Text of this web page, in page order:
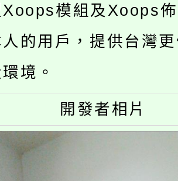
課)教師甄選結果(
國文化大學推廣
》溝通分析基
迎學生輔導中心
、諮商輔導、社會
師生報名參加。
栗縣政府辦理
校園短影音徵選
」簡章及活動海報
報名參加。
115學年度學生
園市補助參觀特色
動實施計畫」
度「教育部表揚
育推展貢獻獎」
Xoops模組及Xoops
的用戶，提供台灣
境。
開發者相片